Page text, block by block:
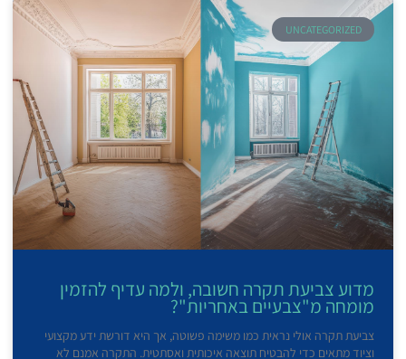
UNCATEGORIZED
מדוע צביעת תקרה חשובה, ולמה עדיף להזמין
מומחה מ"צבעיים באחריות"?
צביעת תקרה אולי נראית כמו משימה פשוטה, אך היא דורשת ידע מקצועי
וציוד מתאים כדי להבטיח תוצאה איכותית ואסתטית. התקרה אמנם לא